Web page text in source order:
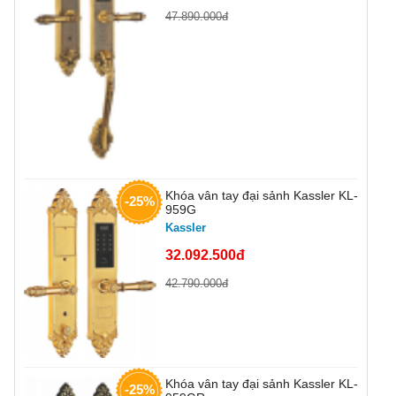
47.890.000đ
-25%
Khóa vân tay đại sảnh Kassler KL-
959G
Kassler
32.092.500đ
42.790.000đ
-25%
Khóa vân tay đại sảnh Kassler KL-